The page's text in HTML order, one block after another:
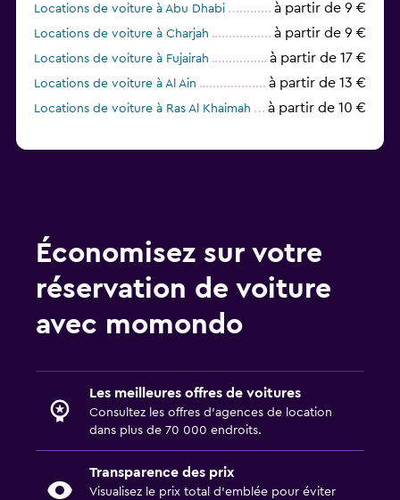
Locations de voiture à Abu Dhabi à partir de 9 €
Locations de voiture à Charjah à partir de 9 €
Locations de voiture à Fujairah à partir de 17 €
Locations de voiture à Al Ain à partir de 13 €
Locations de voiture à Ras Al Khaimah à partir de 10 €
Économisez sur votre
réservation de voiture
avec momondo
Les meilleures offres de voitures
Consultez les offres d’agences de location
dans plus de 70 000 endroits.
Transparence des prix
Visualisez le prix total d’emblée pour éviter